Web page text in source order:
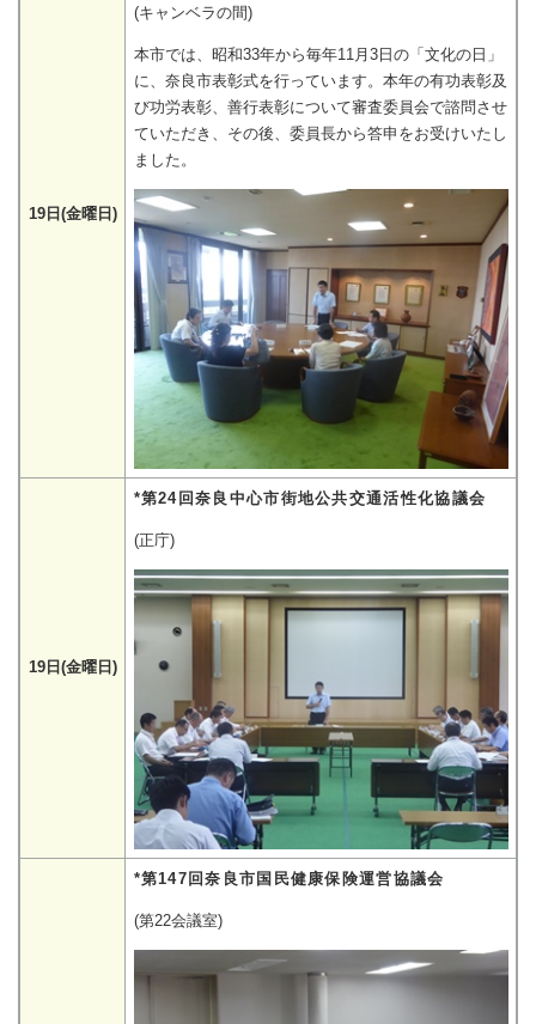
19日(金曜日)
(キャンベラの間)
本市では、昭和33年から毎年11月3日の「文化の日」
に、奈良市表彰式を行っています。本年の有功表彰及
び功労表彰、善行表彰について審査委員会で諮問させ
ていただき、その後、委員長から答申をお受けいたし
ました。
19日(金曜日)
*第24回奈良中心市街地公共交通活性化協議会
(正庁)
*第147回奈良市国民健康保険運営協議会
(第22会議室)